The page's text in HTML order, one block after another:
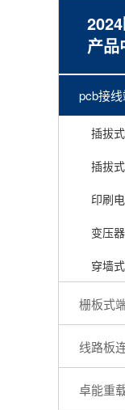
产品
pcb接
插拔
插拔
印刷
变压
穿墙
栅板式
线路板
卓能重